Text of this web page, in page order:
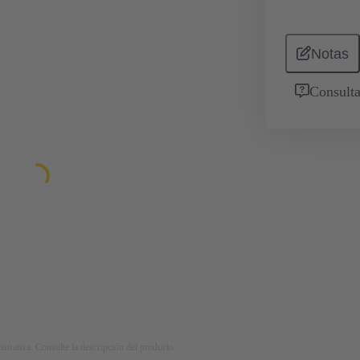
Notas